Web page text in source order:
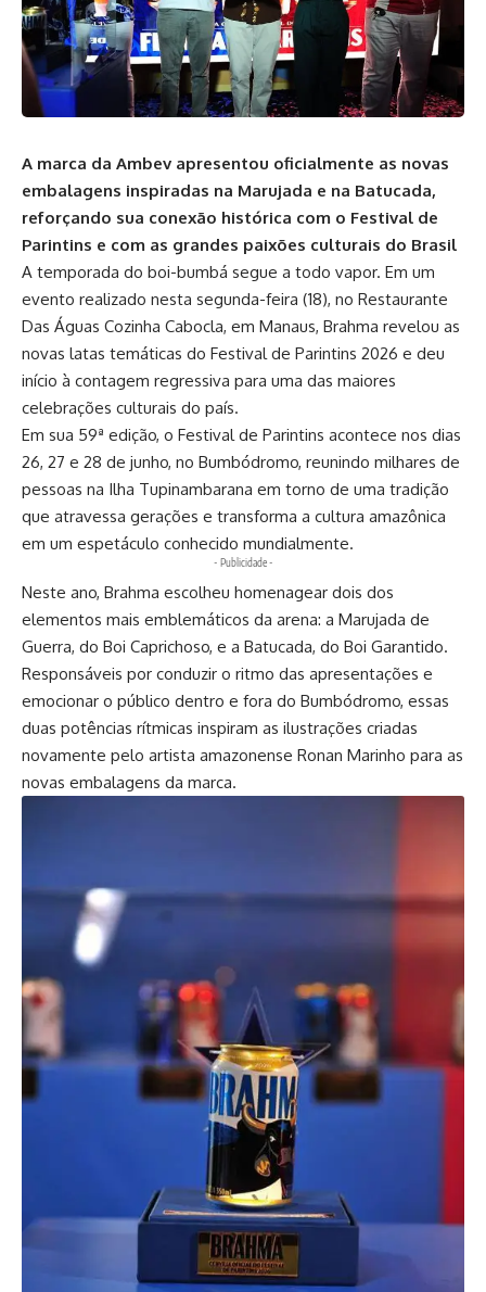
A marca da Ambev apresentou oficialmente as novas
embalagens inspiradas na Marujada e na Batucada,
reforçando sua conexão histórica com o Festival de
Parintins e com as grandes paixões culturais do Brasil
A temporada do boi-bumbá segue a todo vapor. Em um
evento realizado nesta segunda-feira (18), no Restaurante
Das Águas Cozinha Cabocla, em Manaus, Brahma revelou as
novas latas temáticas do Festival de Parintins 2026 e deu
início à contagem regressiva para uma das maiores
celebrações culturais do país.
Em sua 59ª edição, o Festival de Parintins acontece nos dias
26, 27 e 28 de junho, no Bumbódromo, reunindo milhares de
pessoas na Ilha Tupinambarana em torno de uma tradição
que atravessa gerações e transforma a cultura amazônica
em um espetáculo conhecido mundialmente.
- Publicidade -
Neste ano, Brahma escolheu homenagear dois dos
elementos mais emblemáticos da arena: a Marujada de
Guerra, do Boi Caprichoso, e a Batucada, do Boi Garantido.
Responsáveis por conduzir o ritmo das apresentações e
emocionar o público dentro e fora do Bumbódromo, essas
duas potências rítmicas inspiram as ilustrações criadas
novamente pelo artista amazonense Ronan Marinho para as
novas embalagens da marca.